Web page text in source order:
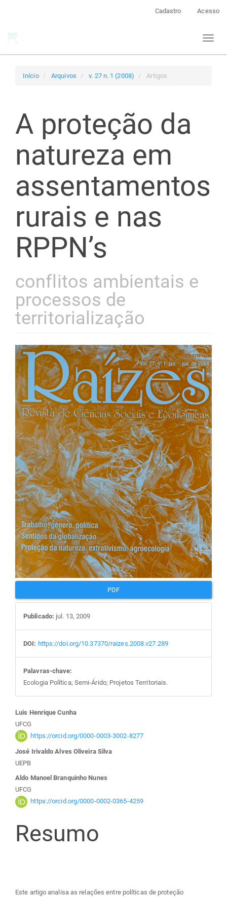
Cadastro Acesso
Toggle
Início Arquivos v. 27 n. 1 (2008) Artigos
A proteção da
natureza em
assentamentos
rurais e nas
RPPN’s
conflitos ambientais e
processos de
territorialização
Barra
lateral
de
artigos
PDF
Publicado: jul. 13, 2009
DOI: https://doi.org/10.37370/raizes.2008.v27.289
Palavras-chave:
Ecologia Política; Semi-Árido; Projetos Territoriais.
Conteúdo
do
artigo
principal
Luis Henrique Cunha
UFCG
https://orcid.org/0000-0003-3002-8277
José Irivaldo Alves Oliveira Silva
UEPB
Aldo Manoel Branquinho Nunes
UFCG
https://orcid.org/0000-0002-0365-4259
Resumo
Este artigo analisa as relações entre políticas de proteção